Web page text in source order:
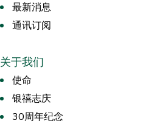
最新消息
通讯订阅
关于我们
使命
银禧志庆
30周年纪念